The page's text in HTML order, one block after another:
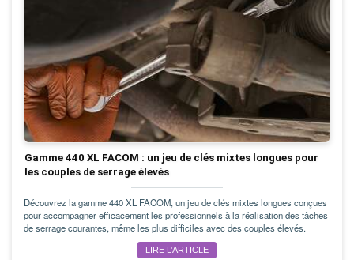
Gamme 440 XL FACOM : un jeu de clés mixtes longues pour
les couples de serrage élevés
Découvrez la gamme 440 XL FACOM, un jeu de clés mixtes longues conçues
pour accompagner efficacement les professionnels à la réalisation des tâches
de serrage courantes, même les plus difficiles avec des couples élevés.
LIRE L’ARTICLE